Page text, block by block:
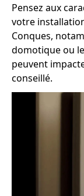
Pensez aux
votre
Conques,
domotique ou
peuvent
conseillé.